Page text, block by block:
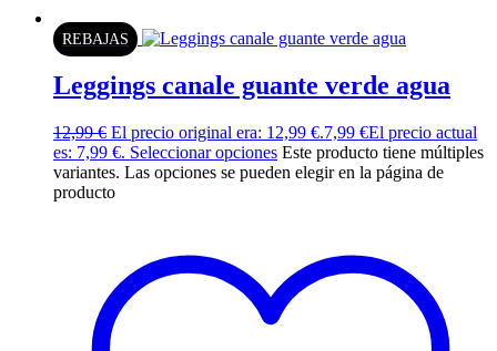
REBAJAS
Leggings canale guante verde agua
12,99€ El precio original era: 12,99 €.7,99 €El precio actual
es: 7,99 €. Seleccionar opciones Este producto tiene múltiples
variantes. Las opciones se pueden elegir en la página de
producto